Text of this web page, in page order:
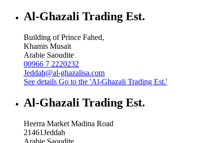
Al-Ghazali Trading Est.
Building of Prince Fahed,
Khamis Musait
Arabie Saoudite
00966 7 2220232
Jeddah@al-ghazalisa.com
See details Go to the 'Al-Ghazali Trading Est.'
Al-Ghazali Trading Est.
Heerra Market Madina Road
21461Jeddah
Arabie Saoudite